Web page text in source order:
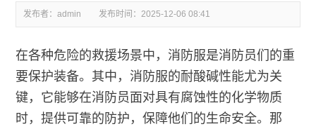
发布者：admin 发布时间：2025-12-06 08:41
在各种危险的救援场景中，消防服是消防员们的重
要保护装备。其中，消防服的耐酸碱性能尤为关
键，它能够在消防员面对具有腐蚀性的化学物质
时，提供可靠的防护，保障他们的生命安全。那